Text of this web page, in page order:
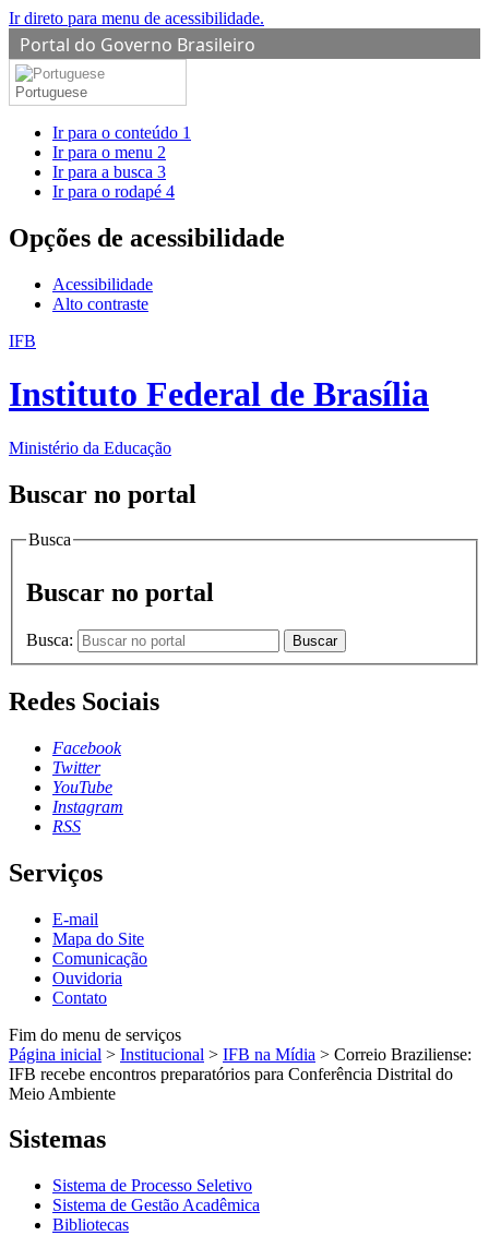
Ir direto para menu de acessibilidade.
Portal do Governo Brasileiro
Portuguese
Ir para o conteúdo 1
Ir para o menu 2
Ir para a busca 3
Ir para o rodapé 4
Opções de acessibilidade
Acessibilidade
Alto contraste
IFB
Instituto Federal de Brasília
Ministério da Educação
Buscar no portal
Busca
Buscar no portal
Busca: Buscar
Redes Sociais
Facebook
Twitter
YouTube
Instagram
RSS
Serviços
E-mail
Mapa do Site
Comunicação
Ouvidoria
Contato
Fim do menu de serviços
Página inicial > Institucional > IFB na Mídia > Correio Braziliense:
IFB recebe encontros preparatórios para Conferência Distrital do
Meio Ambiente
Sistemas
Sistema de Processo Seletivo
Sistema de Gestão Acadêmica
Bibliotecas